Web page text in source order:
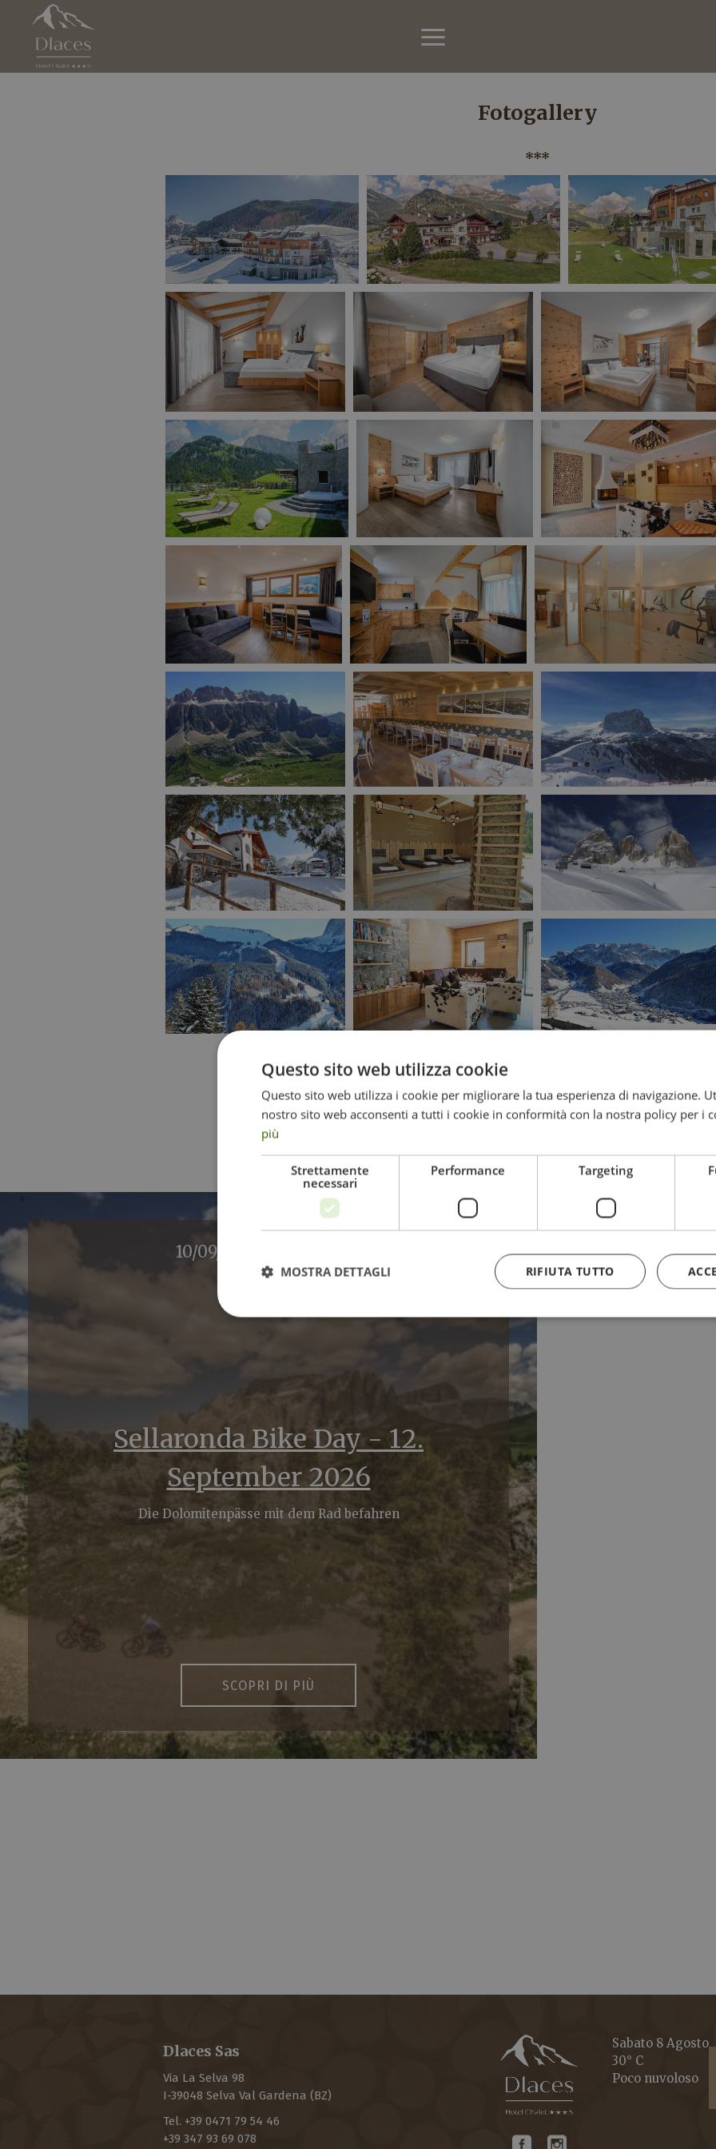
Fotogallery
10/09/2026 - 13/09/2026
Sellaronda Bike Day - 12.
September 2026
Die Dolomitenpässe mit dem Rad befahren
SCOPRI DI PIÙ
Sabato 8 Agosto
30° C
Poco nuvoloso
Dlaces Sas
Via La Selva 98
I-39048 Selva Val Gardena (BZ)
Tel. +39 0471 79 54 46
+39 347 93 69 078
Questo sito web utilizza cookie
Questo sito web utilizza i cookie per migliorare la tua esperienza di navigazione.
nostro sito web acconsenti a tutti i cookie in conformità con la nostra policy per i
più
Strettamente
necessari
Performance Targeting
RIFIUTA TUTTO
MOSTRA DETTAGLI